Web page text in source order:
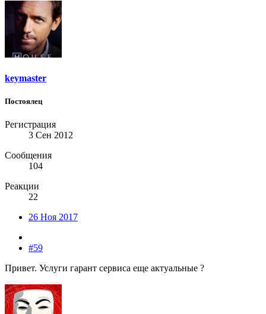
keymaster
Постоялец
Регистрация
3 Сен 2012
Сообщения
104
Реакции
22
26 Ноя 2017
#59
Привет. Услуги гарант сервиса еще актуальные ?